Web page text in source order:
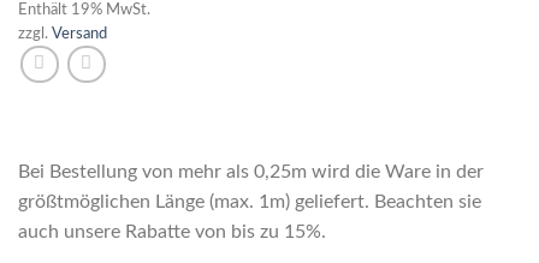
Enthält 19% MwSt.
zzgl. Versand
Bei Bestellung von mehr als 0,25m wird die Ware in der
größtmöglichen Länge (max. 1m) geliefert. Beachten sie
auch unsere Rabatte von bis zu 15%.